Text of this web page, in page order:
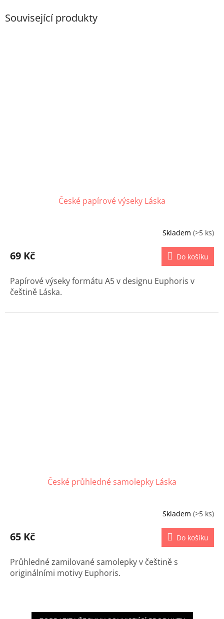
Související produkty
České papírové výseky Láska
Skladem (>5 ks)
69 Kč Do košíku
Papírové výseky formátu A5 v designu Euphoris v
češtině Láska.
České průhledné samolepky Láska
Skladem (>5 ks)
65 Kč Do košíku
Průhledné zamilované samolepky v češtině s
originálními motivy Euphoris.